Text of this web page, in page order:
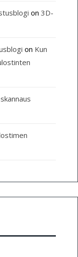
on 3D-
on Kun